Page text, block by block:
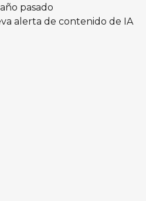
pasado
alerta de contenido de IA